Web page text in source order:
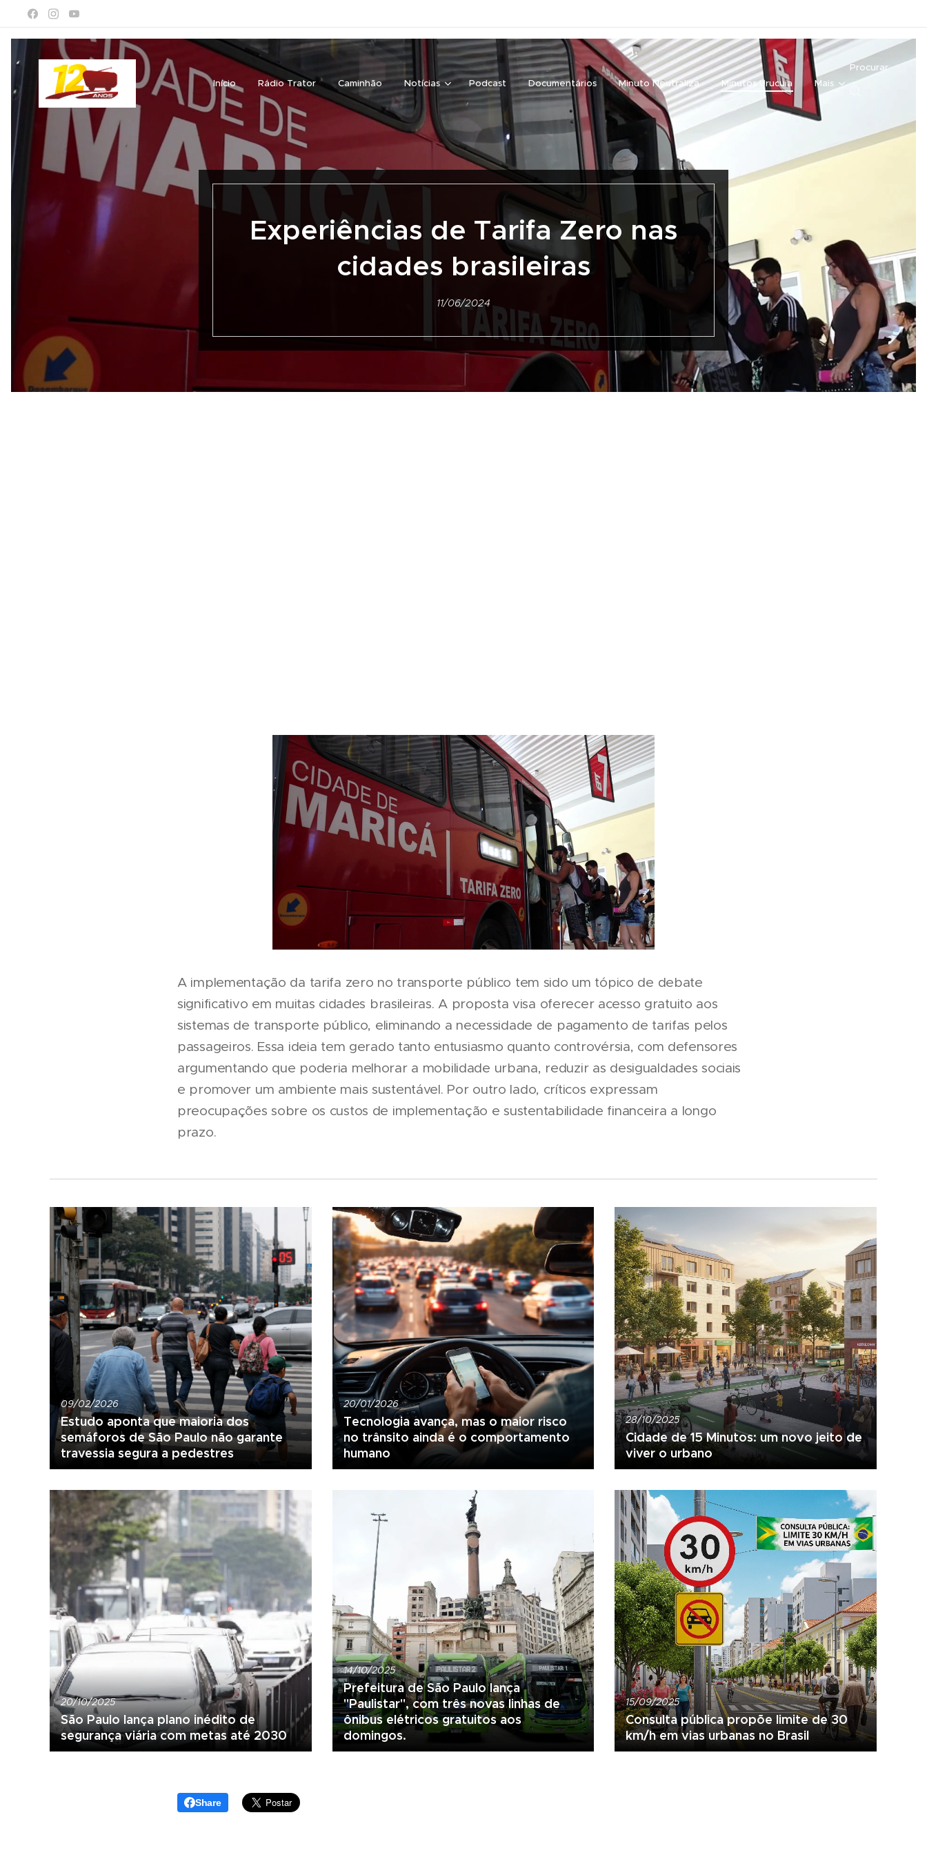
Início Rádio Trator Caminhão Notícias Podcast Documentários Minuto Neutraliza Minutos Urucuia Mais
Procurar
Experiências de Tarifa Zero nas
cidades brasileiras
11/06/2024
A implementação da tarifa zero no transporte público tem sido um tópico de debate
significativo em muitas cidades brasileiras. A proposta visa oferecer acesso gratuito aos
sistemas de transporte público, eliminando a necessidade de pagamento de tarifas pelos
passageiros. Essa ideia tem gerado tanto entusiasmo quanto controvérsia, com defensores
argumentando que poderia melhorar a mobilidade urbana, reduzir as desigualdades sociais
e promover um ambiente mais sustentável. Por outro lado, críticos expressam
preocupações sobre os custos de implementação e sustentabilidade financeira a longo
prazo.
09/02/2026
Estudo aponta que maioria dos
semáforos de São Paulo não garante
travessia segura a pedestres
20/01/2026
Tecnologia avança, mas o maior risco
no trânsito ainda é o comportamento
humano
28/10/2025
Cidade de 15 Minutos: um novo jeito de
viver o urbano
20/10/2025
São Paulo lança plano inédito de
segurança viária com metas até 2030
14/10/2025
Prefeitura de São Paulo lança
"Paulistar", com três novas linhas de
ônibus elétricos gratuitos aos
domingos.
15/09/2025
Consulta pública propõe limite de 30
km/h em vias urbanas no Brasil
Share